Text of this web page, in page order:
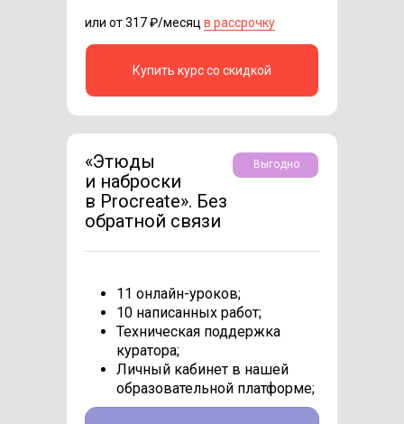
или от 317 ₽/месяц в рассрочку
Купить курс со скидкой
11 онлайн-уроков;
10 написанных работ;
Техническая поддержка
куратора;
Личный кабинет в нашей
образовательной платформе;
«Этюды
и наброски
в Procreate». Без
обратной связи
Выгодно